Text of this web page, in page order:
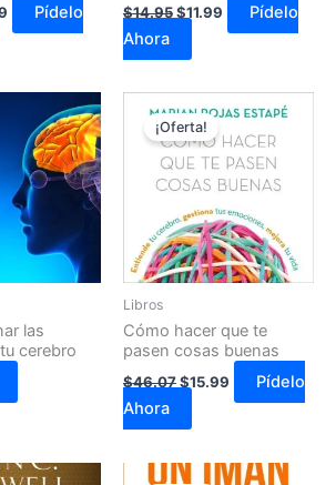
Pídelo
$14.95$11.99
Pídelo
Ahora
las
cerebro
¡Oferta!
Libros
Cómo hacer que te
pasen cosas buenas
$46.07
precio
original
era:
$46.07.
$15.99
precio
actual
es:
$15.99.
Pídelo
Ahora
El
El